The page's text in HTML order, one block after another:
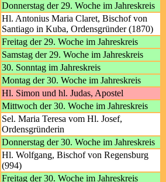
Donnerstag der 29. Woche im Jahreskreis
Hl. Antonius Maria Claret, Bischof von
Santiago in Kuba, Ordensgründer (1870)
Freitag der 29. Woche im Jahreskreis
Samstag der 29. Woche im Jahreskreis
30. Sonntag im Jahreskreis
Montag der 30. Woche im Jahreskreis
Hl. Simon und hl. Judas, Apostel
Mittwoch der 30. Woche im Jahreskreis
Sel. Maria Teresa vom Hl. Josef,
Ordensgründerin
Donnerstag der 30. Woche im Jahreskreis
Hl. Wolfgang, Bischof von Regensburg
(994)
Freitag der 30. Woche im Jahreskreis